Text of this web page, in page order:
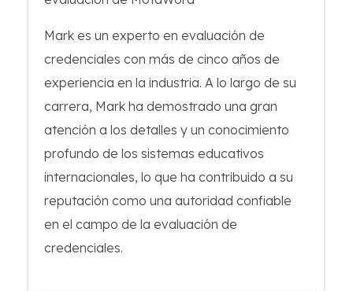
Mark es un experto en evaluación de
credenciales con más de cinco años de
experiencia en la industria. A lo largo de su
carrera, Mark ha demostrado una gran
atención a los detalles y un conocimiento
profundo de los sistemas educativos
internacionales, lo que ha contribuido a su
reputación como una autoridad confiable
en el campo de la evaluación de
credenciales.